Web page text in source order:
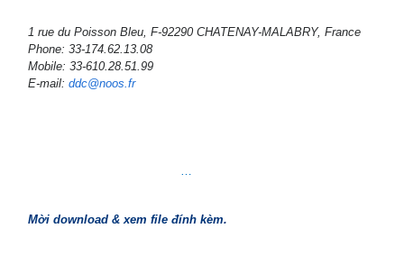
1 rue du Poisson Bleu, F-92290 CHATENAY-MALABRY, France
Phone: 33-174.62.13.08
Mobile: 33-610.28.51.99
E-mail: ddc@noos.fr
…
Mời download & xem file đính kèm.